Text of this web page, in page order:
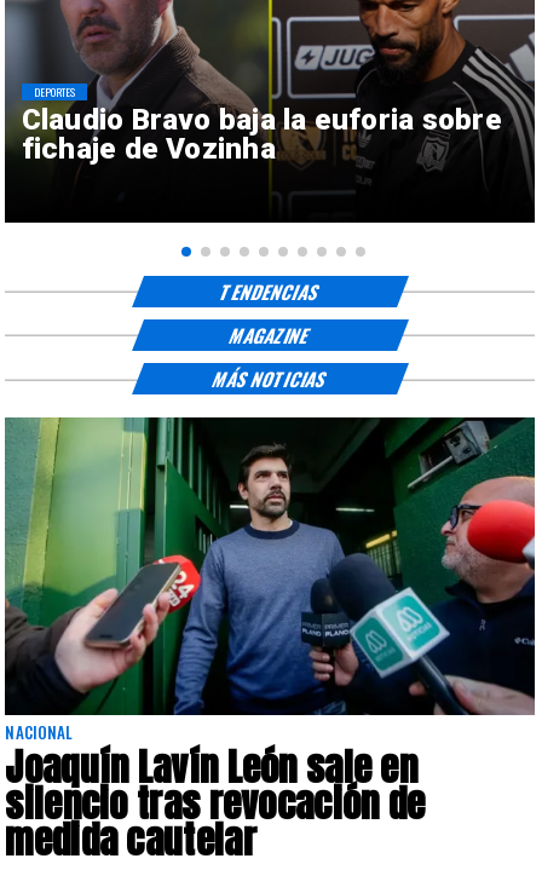
Claudio Bravo baja la euforia sobre
fichaje de Vozinha
DEPORTES
TENDENCIAS
MAGAZINE
NACIONAL
Joaquín Lavín León sale en
silencio tras revocación de
medida cautelar
MÁS NOTICIAS